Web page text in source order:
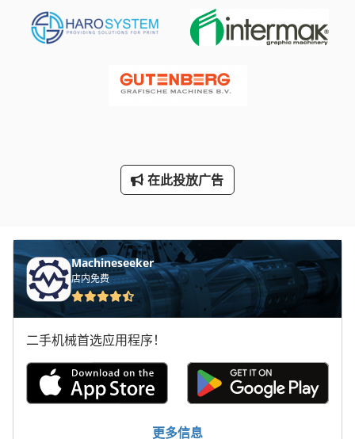
Wohlenberg 76 Spm
轮式挖掘机
在此投放广告
Machineseeker
店内免费
二手机械首选应用程序！
更多信息